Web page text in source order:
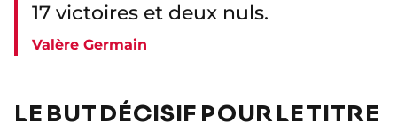
17 victoires et deux nuls.
Valère Germain
LE BUT DÉCISIF POUR LE TITRE